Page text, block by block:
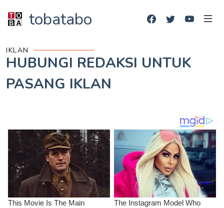
tobatabo
IKLAN
HUBUNGI REDAKSI UNTUK
PASANG IKLAN